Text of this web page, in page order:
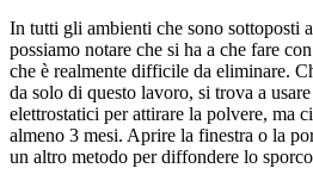
In tutti gli ambienti che sono sottoposti
possiamo notare che si ha a che fare
che è realmente difficile da eliminare.
da solo di questo lavoro, si trova a
elettrostatici per attirare la polvere, ma
almeno 3 mesi. Aprire la finestra o la
un altro metodo per diffondere lo